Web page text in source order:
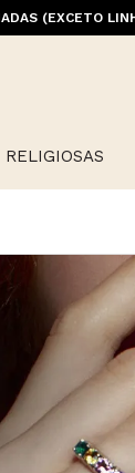
(EXCETO
RELIGIOSAS